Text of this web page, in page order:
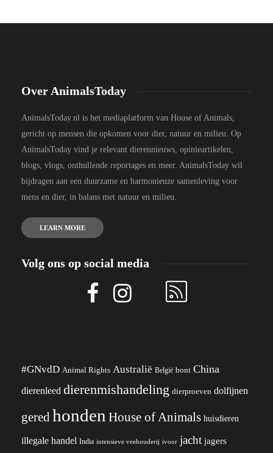
Over AnimalsToday
AnimalsToday.nl is het mediaplatform van House of Animals,
gericht op mensen die opkomen voor dier, natuur en milieu. Op
AnimalsToday vind je relevant dierennieuws, opinieartikelen,
blogs, vlogs, onthullende reportages en meer. AnimalsToday wil
bijdragen aan een duurzame en harmonieuze samenleving voor
mens en dier, in balans met natuur en milieu.
LEARN MORE
Volg ons op social media
#GNvdD Animal Rights Australië België bont China
dierenleed dierenmishandeling dierproeven dolfijnen
geredhonden House of Animals huisdieren
illegale handel India intensieve veehouderij ivoor jacht jagers